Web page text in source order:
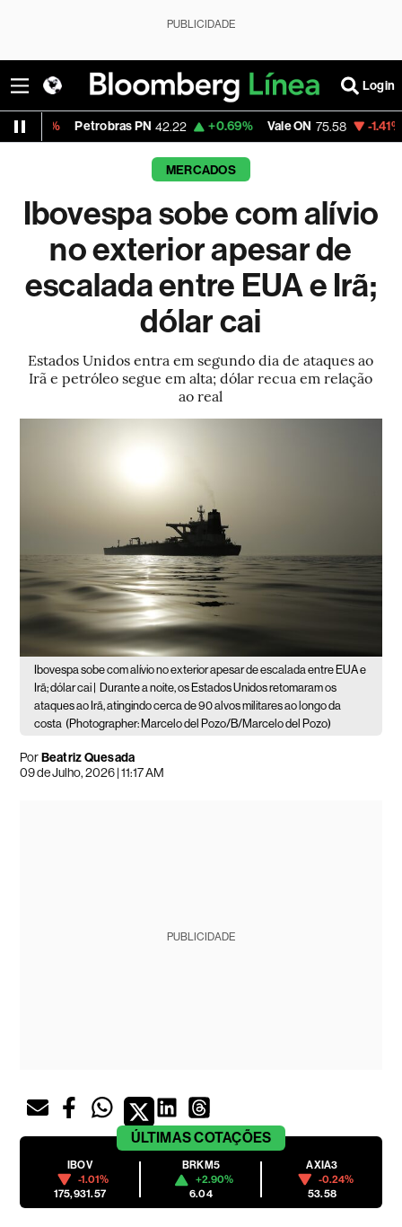
PUBLICIDADE
Login
Petrobras PN 42.22 +0.69% Vale ON 75.58 -1.41% Itaú PN
MERCADOS
Ibovespa sobe com alívio
no exterior apesar de
escalada entre EUA e Irã;
dólar cai
Estados Unidos entra em segundo dia de ataques ao
Irã e petróleo segue em alta; dólar recua em relação
ao real
Ibovespa sobe com alívio no exterior apesar de escalada entre EUA e
Irã; dólar cai |
Durante a noite, os Estados Unidos retomaram os
ataques ao Irã, atingindo cerca de 90 alvos militares ao longo da
costa (Photographer: Marcelo del Pozo/B/Marcelo del Pozo)
PorBeatriz Quesada
09 de Julho, 2026 | 11:17 AM
PUBLICIDADE
ÚLTIMASCOTAÇÕES
IBOV
-1.01%
175,931.57
BRKM5
+2.90%
6.04
AXIA3
-0.24%
53.58